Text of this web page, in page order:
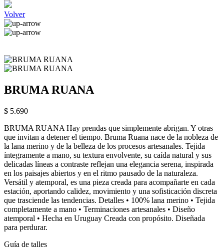
Volver
BRUMA RUANA
$ 5.690
BRUMA RUANA Hay prendas que simplemente abrigan. Y otras
que invitan a detener el tiempo. Bruma Ruana nace de la nobleza de
la lana merino y de la belleza de los procesos artesanales. Tejida
íntegramente a mano, su textura envolvente, su caída natural y sus
delicadas líneas a contraste reflejan una elegancia serena, inspirada
en los paisajes abiertos y en el ritmo pausado de la naturaleza.
Versátil y atemporal, es una pieza creada para acompañarte en cada
estación, aportando calidez, movimiento y una sofisticación discreta
que trasciende las tendencias. Detalles • 100% lana merino • Tejida
completamente a mano • Terminaciones artesanales • Diseño
atemporal • Hecha en Uruguay Creada con propósito. Diseñada
para perdurar.
Guía de talles